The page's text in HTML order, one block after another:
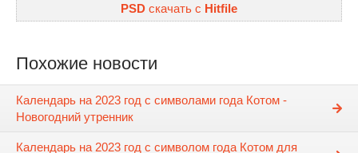
PSD cкачать с Hitfile
Похожие новости
Календарь на 2023 год с символами года Котом -
Новогодний утренник
Календарь на 2023 год с символом года Котом для